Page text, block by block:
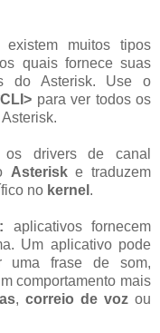
existem muitos tipos
quais fornece suas
do Asterisk. Use o
para ver todos os
os drivers de canal
Asteriske traduzem
no kernel .
aplicativos fornecem
Um aplicativo pode
uma frase de som,
comportamento mais
,correio de voz ou